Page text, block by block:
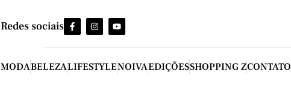
Redes sociais
MODABELEZALIFESTYLENOIVAEDIÇÕESSHOPPING ZCONTATO